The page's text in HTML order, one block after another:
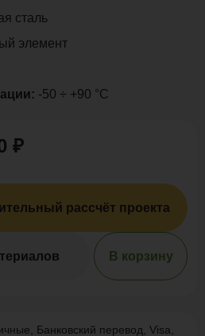
₽
рассчёт проекта
В корзину
Банковский перевод, Visa,
сталь
элемент
-50 ÷ +90 °C